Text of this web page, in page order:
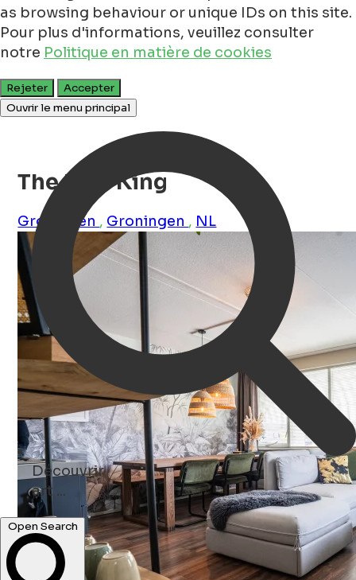
as browsing behaviour or unique IDs on this site.
Pour plus d'informations, veuillez consulter
notre Politique en matière de cookies
Rejeter
Accepter
Ouvrir le menu principal
Découvrir
events ...
Open Search
The Lion King
Groningen , Groningen , NL